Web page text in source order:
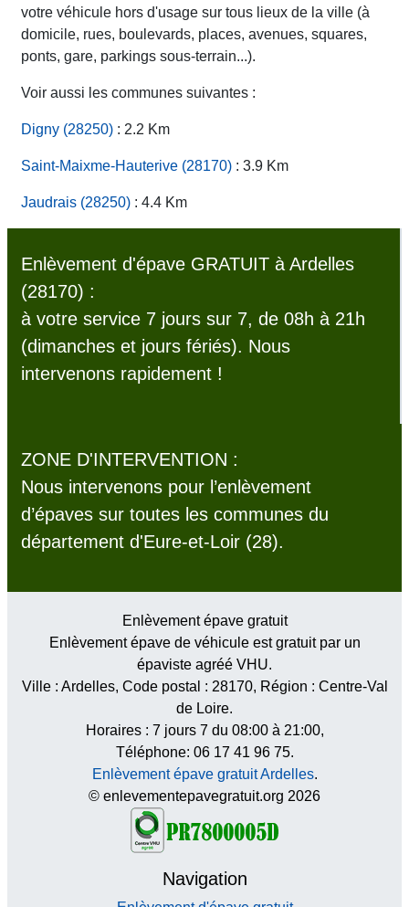
votre véhicule hors d'usage sur tous lieux de la ville (à
domicile, rues, boulevards, places, avenues, squares,
ponts, gare, parkings sous-terrain...).
Voir aussi les communes suivantes :
Digny (28250) : 2.2 Km
Saint-Maixme-Hauterive (28170) : 3.9 Km
Jaudrais (28250) : 4.4 Km
Enlèvement d'épave GRATUIT à Ardelles
(28170) :
à votre service 7 jours sur 7, de 08h à 21h
(dimanches et jours fériés). Nous
intervenons rapidement !
ZONE D'INTERVENTION :
Nous intervenons pour l’enlèvement
d’épaves sur toutes les communes du
département d'Eure-et-Loir (28).
Enlèvement épave gratuit
Enlèvement épave de véhicule est gratuit par un
épaviste agréé VHU.
Ville : Ardelles, Code postal : 28170, Région : Centre-Val
de Loire.
Horaires : 7 jours 7 du 08:00 à 21:00,
Téléphone: 06 17 41 96 75.
Enlèvement épave gratuit Ardelles.
© enlevementepavegratuit.org 2026
Navigation